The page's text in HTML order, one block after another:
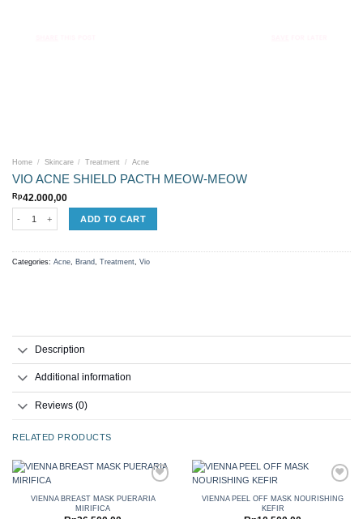
Home / Skincare / Treatment / Acne
VIO ACNE SHIELD PACTH MEOW-MEOW
Rp42.000,00
ADD TO CART
Categories: Acne Brand Treatment Vio
Description
Additional information
Reviews (0)
RELATED PRODUCTS
VIENNA BREAST MASK PUERARIA
MIRIFICA
VIENNA PEEL OFF MASK NOURISHING
KEFIR